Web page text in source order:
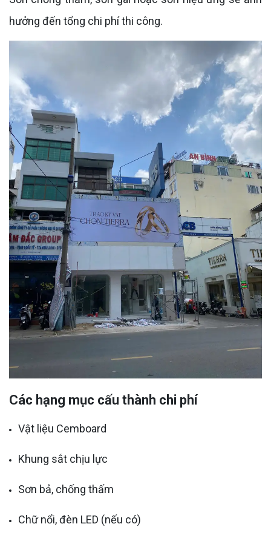
hưởng đến tổng chi phí thi công.
Các hạng mục cấu thành chi phí
Vật liệu Cemboard
Khung sắt chịu lực
Sơn bả, chống thấm
Chữ nổi, đèn LED (nếu có)